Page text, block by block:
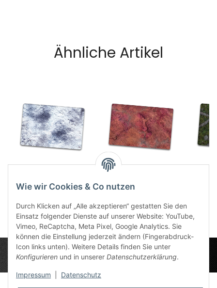
Ähnliche Artikel
Snow Plain 44"x30"
Scarlet Planet
62,50 €
Wie wir Cookies & Co nutzen
Durch Klicken auf „Alle akzeptieren“ gestatten Sie den
Einsatz folgender Dienste auf unserer Website: YouTube,
Vimeo, ReCaptcha, Meta Pixel, Google Analytics. Sie
können die Einstellung jederzeit ändern (Fingerabdruck-
Icon links unten). Weitere Details finden Sie unter
Konfigurieren und in unserer Datenschutzerklärung.
Impressum Datenschutz